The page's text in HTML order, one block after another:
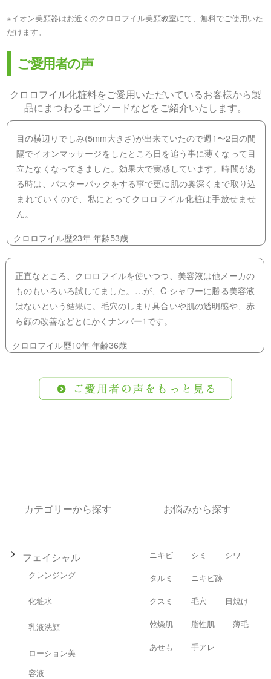
※イオン美顔器はお近くのクロロフイル美顔教室にて、無料でご使用いた
だけます。
ご愛用者の声
クロロフイル化粧料をご愛用いただいているお客様から製
品にまつわるエピソードなどをご紹介いたします。
目の横辺りでしみ(5mm大きさ)が出来ていたので週1〜2日の間
隔でイオンマッサージをしたところ日を追う事に薄くなって目
立たなくなってきました。効果大で実感しています。時間があ
る時は、パスターパックをする事で更に肌の奥深くまで取り込
まれていくので、私にとってクロロフイル化粧は手放せませ
ん。
クロロフイル歴23年 年齢53歳
正直なところ、クロロフイルを使いつつ、美容液は他メーカの
ものもいろいろ試してました。…が、C-シャワーに勝る美容液
はないという結果に。毛穴のしまり具合いや肌の透明感や、赤
ら顔の改善などとにかくナンバー1です。
クロロフイル歴10年 年齢36歳
カテゴリーから探す
フェイシャル
クレンジング
化粧水
乳液洗顔
ローション美
容液
お悩みから探す
ニキビ シミ
シワ
タルミ
ニキビ跡
クスミ
毛穴
日焼け
乾燥肌
脂性肌
薄毛
あせも
手アレ